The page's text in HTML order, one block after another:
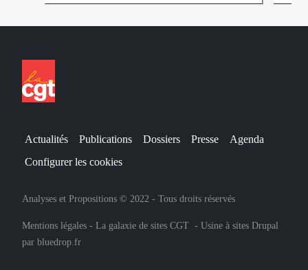
Actualités Publications Dossiers Presse
Agenda
Configurer les cookies
Analyses et Propositions © 2022 - Tous droits réservés
Mentions légales - La galaxie de sites CGT - Usine à sites Drupal
par bluedrop.fr